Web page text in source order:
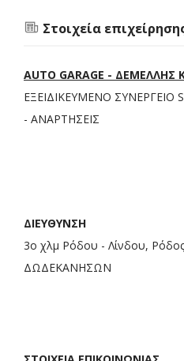
Στοιχεία
AUTO GARAGE -
ΕΞΕΙΔΙΚΕΥΜΕΝΟ ΣΥΝΕΡΓΕΙΟ
- ΑΝΑΡΤΗΣΕΙΣ
ΔΙΕΥΘΥΝΣΗ
3ο χλμ Ρόδου - Λίνδου,
ΔΩΔΕΚΑΝΗΣΩΝ